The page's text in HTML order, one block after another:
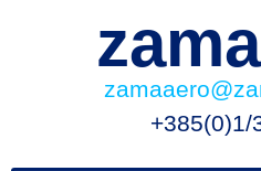
zama
+385(0)1/